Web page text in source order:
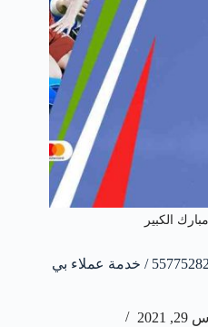
الكبير
فني بي ان سبورت مبارك الكبير / 55775282 / خدمة عملاء بي
2021